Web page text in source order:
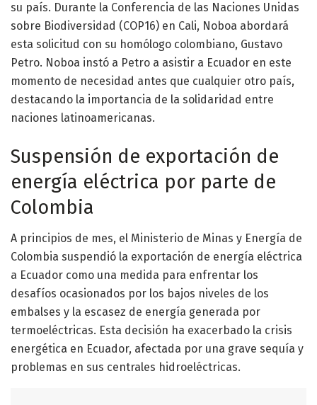
su país. Durante la Conferencia de las Naciones Unidas
sobre Biodiversidad (COP16) en Cali, Noboa abordará
esta solicitud con su homólogo colombiano, Gustavo
Petro. Noboa instó a Petro a asistir a Ecuador en este
momento de necesidad antes que cualquier otro país,
destacando la importancia de la solidaridad entre
naciones latinoamericanas.
Suspensión de exportación de
energía eléctrica por parte de
Colombia
A principios de mes, el Ministerio de Minas y Energía de
Colombia suspendió la exportación de energía eléctrica
a Ecuador como una medida para enfrentar los
desafíos ocasionados por los bajos niveles de los
embalses y la escasez de energía generada por
termoeléctricas. Esta decisión ha exacerbado la crisis
energética en Ecuador, afectada por una grave sequía y
problemas en sus centrales hidroeléctricas.